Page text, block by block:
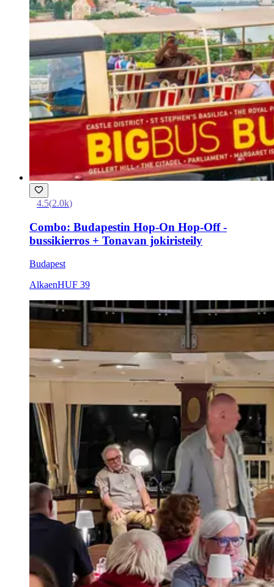
4.5(2.0k)
Combo: Budapestin Hop-On Hop-Off -
bussikierros + Tonavan jokiristeily
Budapest
AlkaenHUF 39